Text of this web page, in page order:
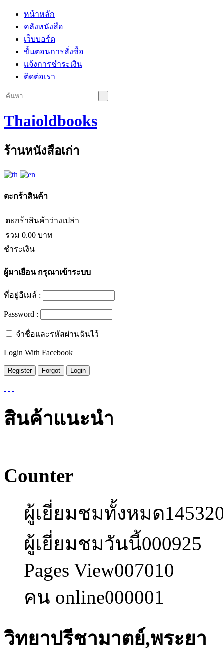
หน้าหลัก
คลังหนังสือ
เว็บบอร์ด
ขั้นตอนการสั่งซื้อ
แจ้งการชำระเงิน
ติดต่อเรา
Thaioldbooks
ร้านหนังสือเก่า
ตะกร้าสินค้า
ตะกร้าสินค้าว่างเปล่า
รวม 0.00 บาท
ชำระเงิน
ผู้มาเยือนกรุณาเข้าระบบ
ที่อยู่อีเมล์ :
Password :
จำชื่อและรหัสผ่านฉันไว้
Login With Facebook
สินค้าแนะนำ
Counter
ผู้เยี่ยมชมทั้งหมด
ผู้เยี่ยมชมวันนี้000925
Pages View007010
คน online000001
วิทยาปรีชามาตย์,พระยา